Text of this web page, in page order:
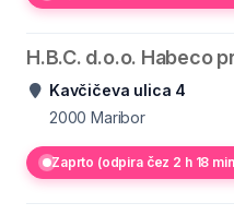
H.B.C. d.o.o. Habeco
Kavčičeva ulica 4
2000 Maribor
Zaprto (odpira čez 2 h 18